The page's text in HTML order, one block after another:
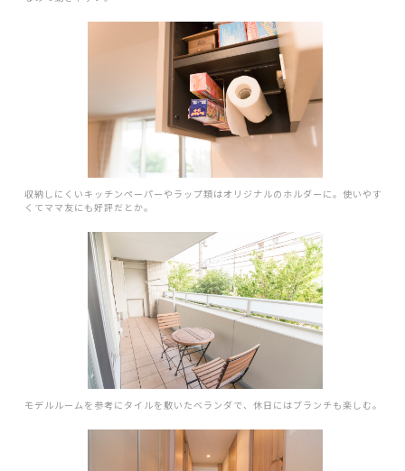
収納しにくいキッチンペーパーやラップ類はオリジナルのホルダーに。使いやす
くてママ友にも好評だとか。
モデルルームを参考にタイルを敷いたベランダで、休日にはブランチも楽しむ。